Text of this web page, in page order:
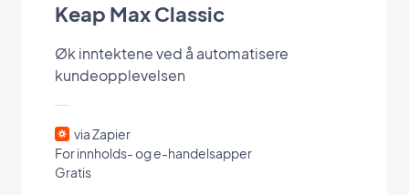
Keap Max Classic
Øk inntektene ved å automatisere
kundeopplevelsen
via Zapier
For innholds- og e-handelsapper
Gratis